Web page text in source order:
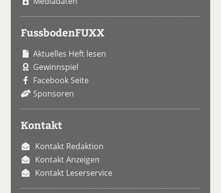
FussbodenFUXX
Aktuelles Heft lesen
Gewinnspiel
Facebook Seite
Sponsoren
Kontakt
Kontakt Redaktion
Kontakt Anzeigen
Kontakt Leserservice